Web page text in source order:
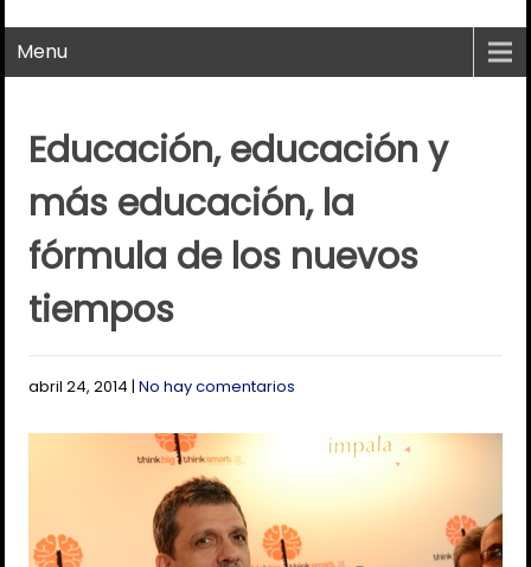
Menu
Educación, educación y
más educación, la
fórmula de los nuevos
tiempos
abril 24, 2014 |No hay comentarios